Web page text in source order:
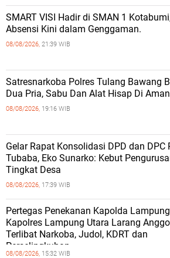
SMART VISI Hadir di SMAN 1
Absensi Kini dalam Genggaman.
08/08/2026, 21:39 WIB
Satresnarkoba Polres Tulang Bawang
Dua Pria, Sabu Dan Alat Hisap Di
08/08/2026, 19:16 WIB
Gelar Rapat Konsolidasi DPD dan DPC
Tubaba, Eko Sunarko: Kebut
Tingkat Desa
08/08/2026, 17:39 WIB
Pertegas Penekanan Kapolda
Kapolres Lampung Utara Larang
Terlibat Narkoba, Judol, KDRT dan
Perselingkuhan
08/08/2026, 15:32 WIB